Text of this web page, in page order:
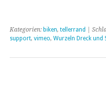
Kategorien: biken, tellerrand |
support, vimeo, Wurzeln Dreck und